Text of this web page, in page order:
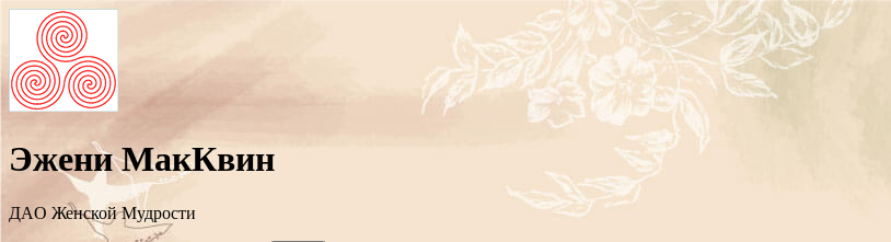
Эжени МакКвин
ДAO Женской Мудрости